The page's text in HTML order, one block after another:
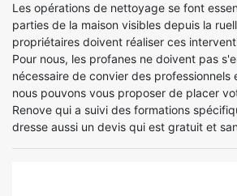
Les opérations de nettoyage se font
parties de la maison visibles depuis la
propriétaires doivent réaliser ces
Pour nous, les profanes ne doivent pas
nécessaire de convier des professionnels
nous pouvons vous proposer de placer
Renove qui a suivi des formations
dresse aussi un devis qui est gratuit et